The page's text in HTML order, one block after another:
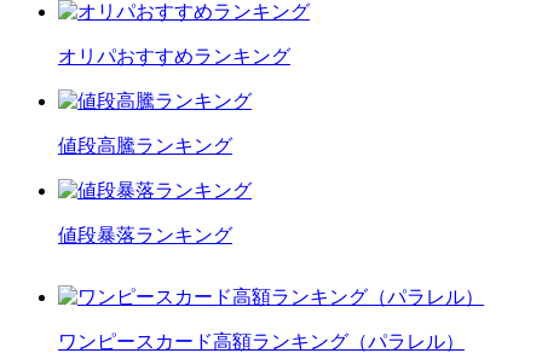
オリパおすすめランキング
値段高騰ランキング
値段暴落ランキング
ワンピースカード高額ランキング（パラレル）